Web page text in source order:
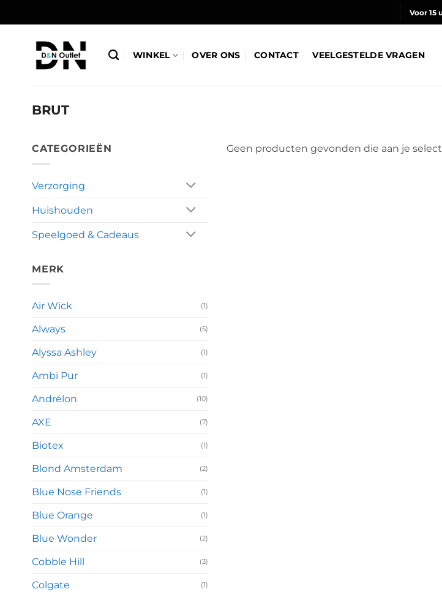
naar
Voor 15
WINKEL OVER ONS CONTACT VEELGESTELDE VRAGEN
BRUT
CATEGORIEËN
Verzorging
Huishouden
Speelgoed & Cadeaus
MERK
Air Wick (1)
Always (5)
Alyssa Ashley (1)
Ambi Pur (1)
Andrélon (10)
AXE (7)
Biotex (1)
Blond Amsterdam (2)
Blue Nose Friends (1)
Blue Orange (1)
Blue Wonder (2)
Cobble Hill (3)
Colgate (1)
Geen producten gevonden die aan je